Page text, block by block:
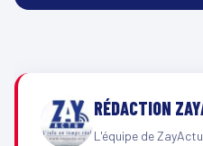
RÉDACTION
L'équipe de